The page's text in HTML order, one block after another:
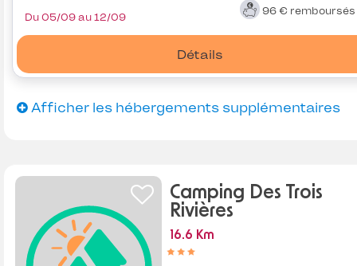
96 € remboursés
Détails
Du 05/09 au 12/09
Afficher les hébergements supplémentaires
Camping Des Trois
Rivières
16.6 Km